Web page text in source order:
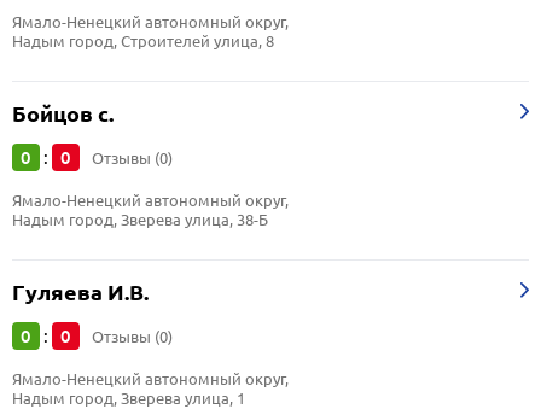
Ямало-Ненецкий автономный округ,
Надым город, Строителей улица, 8
Бойцов с.
0 : 0 Отзывы (0)
Ямало-Ненецкий автономный округ,
Надым город, Зверева улица, 38-Б
Гуляева И.В.
0 : 0 Отзывы (0)
Ямало-Ненецкий автономный округ,
Надым город, Зверева улица, 1